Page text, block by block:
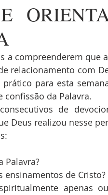
a compreenderem que
relacionamento com
para esta
da Palavra.
de
Deus realizou nesse
Palavra?
ensinamentos de Cristo?
apenas